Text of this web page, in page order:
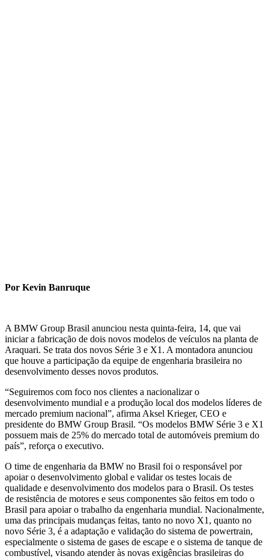
Por Kevin Banruque
A BMW Group Brasil anunciou nesta quinta-feira, 14, que vai
iniciar a fabricação de dois novos modelos de veículos na planta de
Araquari. Se trata dos novos Série 3 e X1. A montadora anunciou
que houve a participação da equipe de engenharia brasileira no
desenvolvimento desses novos produtos.
“Seguiremos com foco nos clientes a nacionalizar o
desenvolvimento mundial e a produção local dos modelos líderes de
mercado premium nacional”, afirma Aksel Krieger, CEO e
presidente do BMW Group Brasil. “Os modelos BMW Série 3 e X1
possuem mais de 25% do mercado total de automóveis premium do
país”, reforça o executivo.
O time de engenharia da BMW no Brasil foi o responsável por
apoiar o desenvolvimento global e validar os testes locais de
qualidade e desenvolvimento dos modelos para o Brasil. Os testes
de resistência de motores e seus componentes são feitos em todo o
Brasil para apoiar o trabalho da engenharia mundial. Nacionalmente,
uma das principais mudanças feitas, tanto no novo X1, quanto no
novo Série 3, é a adaptação e validação do sistema de powertrain,
especialmente o sistema de gases de escape e o sistema de tanque de
combustível, visando atender às novas exigências brasileiras do